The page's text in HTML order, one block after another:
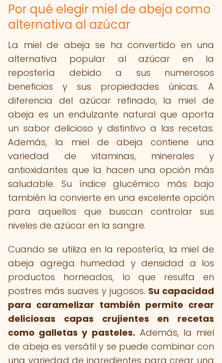
Por qué elegir miel de abeja como
alternativa al azúcar
La miel de abeja se ha convertido en una
alternativa popular al azúcar en la
repostería debido a sus numerosos
beneficios y sus propiedades únicas. A
diferencia del azúcar refinado, la miel de
abeja es un endulzante natural que aporta
un sabor delicioso y distintivo a las recetas.
Además, la miel de abeja contiene una
variedad de vitaminas, minerales y
antioxidantes que la hacen una opción más
saludable. Su índice glucémico más bajo
también la convierte en una excelente opción
para aquellos que buscan controlar sus
niveles de azúcar en la sangre.
Cuando se utiliza en la repostería, la miel de
abeja agrega humedad y densidad a los
productos horneados, lo que resulta en
postres más suaves y jugosos. Su capacidad
para caramelizar también permite crear
deliciosas capas crujientes en recetas
como galletas y pasteles. Además, la miel
de abeja es versátil y se puede combinar con
una variedad de ingredientes para crear una